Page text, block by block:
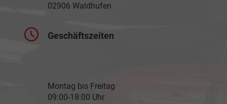
02906 Waldhufen
Geschäftszeiten
Montag bis Freitag
09:00-18:00 Uhr